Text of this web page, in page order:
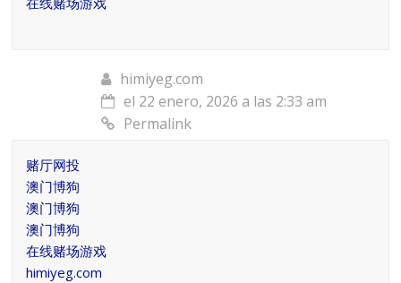
himiyeg.com
el 22 enero, 2026 a las 2:33 am
Permalink
赌厅网投
澳门博狗
澳门博狗
澳门博狗
在线赌场游戏
himiyeg.com